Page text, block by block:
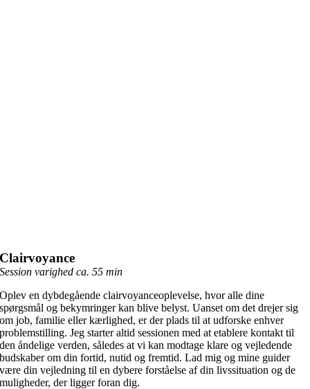
Clairvoyance
Session varighed ca. 55 min
Oplev en dybdegående clairvoyanceoplevelse, hvor alle dine
spørgsmål og bekymringer kan blive belyst. Uanset om det drejer sig
om job, familie eller kærlighed, er der plads til at udforske enhver
problemstilling. Jeg starter altid sessionen med at etablere kontakt til
den åndelige verden, således at vi kan modtage klare og vejledende
budskaber om din fortid, nutid og fremtid. Lad mig og mine guider
være din vejledning til en dybere forståelse af din livssituation og de
muligheder, der ligger foran dig.